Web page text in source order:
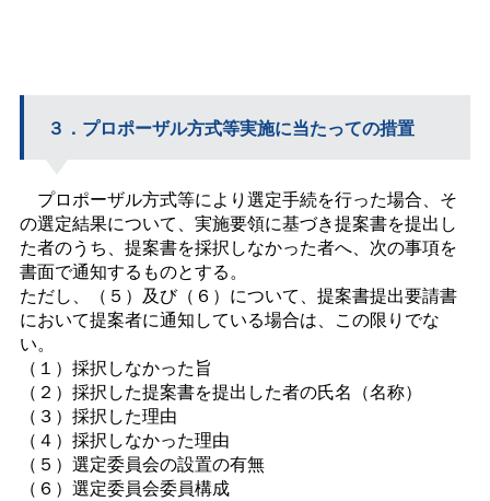
３．プロポーザル方式等実施に当たっての措置
プロポーザル方式等により選定手続を行った場合、そ
の選定結果について、実施要領に基づき提案書を提出し
た者のうち、提案書を採択しなかった者へ、次の事項を
書面で通知するものとする。
ただし、（５）及び（６）について、提案書提出要請書
において提案者に通知している場合は、この限りでな
い。
（１）採択しなかった旨
（２）採択した提案書を提出した者の氏名（名称）
（３）採択した理由
（４）採択しなかった理由
（５）選定委員会の設置の有無
（６）選定委員会委員構成